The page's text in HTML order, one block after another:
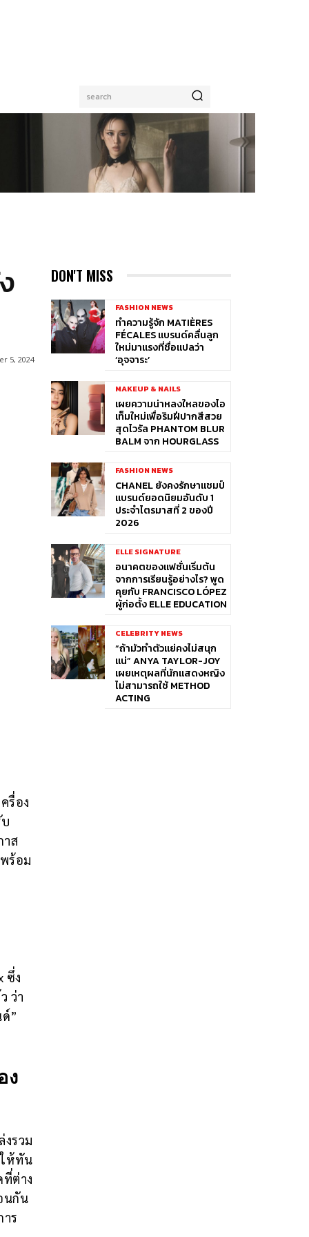
search
5, 2024
รื่อง
าส
ร้อม
ซึ่ง
ว่า
”
ง
รวม
ให้ทัน
ต่าง
นกัน
ร
DON'T MISS
FASHION NEWS
ทำความรู้จัก MATIÈRES
FÉCALES แบรนด์คลื่นลูก
ใหม่มาแรงที่ชื่อแปลว่า
‘อุจจาระ’
MAKEUP & NAILS
เผยความน่าหลงใหลของไอ
เท็มใหม่เพื่อริมฝีปากสีสวย
สุดไวรัล PHANTOM BLUR
BALM จาก HOURGLASS
FASHION NEWS
CHANEL ยังคงรักษาแชมป์
แบรนด์ยอดนิยมอันดับ 1
ประจำไตรมาสที่ 2 ของปี
2026
ELLE SIGNATURE
อนาคตของแฟชั่นเริ่มต้น
จากการเรียนรู้อย่างไร? พูด
คุยกับ FRANCISCO LÓPEZ
ผู้ก่อตั้ง ELLE EDUCATION
CELEBRITY NEWS
“ถ้ามัวทำตัวแย่คงไม่สนุก
แน่” ANYA TAYLOR-JOY
เผยเหตุผลที่นักแสดงหญิง
ไม่สามารถใช้ METHOD
ACTING